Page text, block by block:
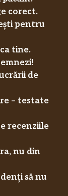
corect.
pentru
tine.
de
– testate
recenziile
nu din
să nu